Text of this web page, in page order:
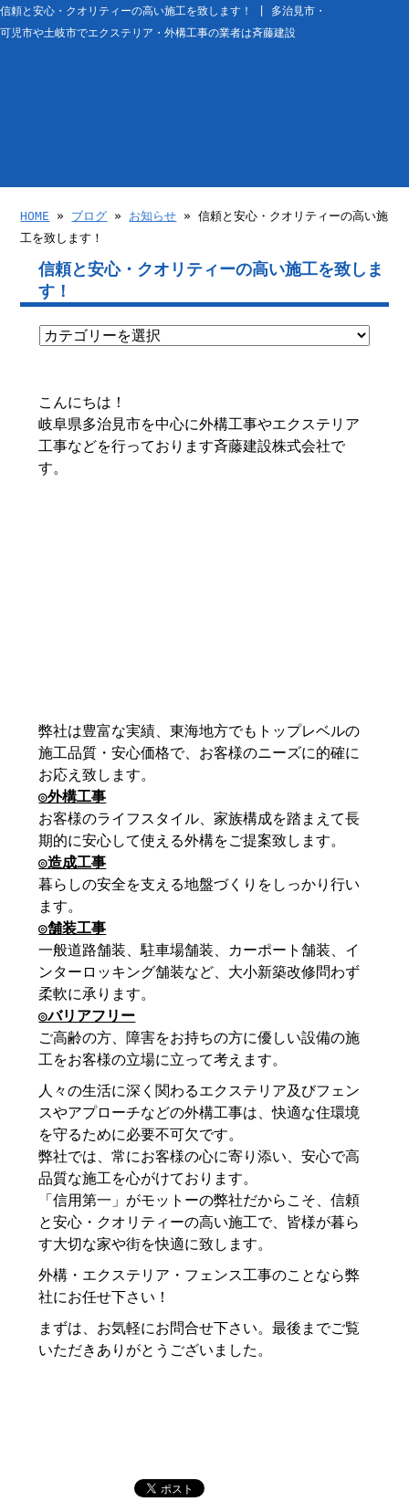
信頼と安心・クオリティーの高い施工を致します！ | 多治見市・
可児市や土岐市でエクステリア・外構工事の業者は斉藤建設
HOME » ブログ » お知らせ » 信頼と安心・クオリティーの高い施
工を致します！
信頼と安心・クオリティーの高い施工を致しま
す！
こんにちは！
岐阜県多治見市を中心に外構工事やエクステリア
工事などを行っております斉藤建設株式会社で
す。
弊社は豊富な実績、東海地方でもトップレベルの
施工品質・安心価格で、お客様のニーズに的確に
お応え致します。
◎外構工事
お客様のライフスタイル、家族構成を踏まえて長
期的に安心して使える外構をご提案致します。
◎造成工事
暮らしの安全を支える地盤づくりをしっかり行い
ます。
◎舗装工事
一般道路舗装、駐車場舗装、カーポート舗装、イ
ンターロッキング舗装など、大小新築改修問わず
柔軟に承ります。
◎バリアフリー
ご高齢の方、障害をお持ちの方に優しい設備の施
工をお客様の立場に立って考えます。
人々の生活に深く関わるエクステリア及びフェン
スやアプローチなどの外構工事は、快適な住環境
を守るために必要不可欠です。
弊社では、常にお客様の心に寄り添い、安心で高
品質な施工を心がけております。
「信用第一」がモットーの弊社だからこそ、信頼
と安心・クオリティーの高い施工で、皆様が暮ら
す大切な家や街を快適に致します。
外構・エクステリア・フェンス工事のことなら弊
社にお任せ下さい！
まずは、お気軽にお問合せ下さい。最後までご覧
いただきありがとうございました。